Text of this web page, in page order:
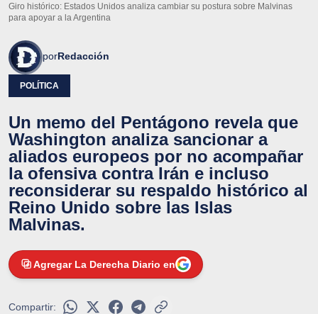
Giro histórico: Estados Unidos analiza cambiar su postura sobre Malvinas
para apoyar a la Argentina
porRedacción
POLÍTICA
Un memo del Pentágono revela que
Washington analiza sancionar a
aliados europeos por no acompañar
la ofensiva contra Irán e incluso
reconsiderar su respaldo histórico al
Reino Unido sobre las Islas
Malvinas.
Agregar La Derecha Diario en
Compartir: